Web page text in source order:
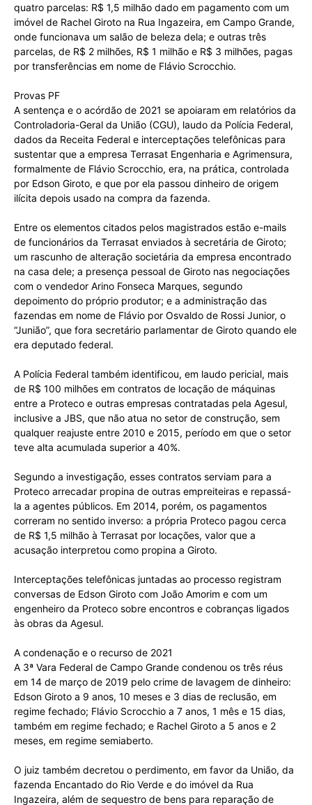
quatro parcelas: R$ 1,5 milhão dado em pagamento com um
imóvel de Rachel Giroto na Rua Ingazeira, em Campo Grande,
onde funcionava um salão de beleza dela; e outras três
parcelas, de R$ 2 milhões, R$ 1 milhão e R$ 3 milhões, pagas
por transferências em nome de Flávio Scrocchio.
Provas PF
A sentença e o acórdão de 2021 se apoiaram em relatórios da
Controladoria-Geral da União (CGU), laudo da Polícia Federal,
dados da Receita Federal e interceptações telefônicas para
sustentar que a empresa Terrasat Engenharia e Agrimensura,
formalmente de Flávio Scrocchio, era, na prática, controlada
por Edson Giroto, e que por ela passou dinheiro de origem
ilícita depois usado na compra da fazenda.
Entre os elementos citados pelos magistrados estão e-mails
de funcionários da Terrasat enviados à secretária de Giroto;
um rascunho de alteração societária da empresa encontrado
na casa dele; a presença pessoal de Giroto nas negociações
com o vendedor Arino Fonseca Marques, segundo
depoimento do próprio produtor; e a administração das
fazendas em nome de Flávio por Osvaldo de Rossi Junior, o
“Junião”, que fora secretário parlamentar de Giroto quando ele
era deputado federal.
A Polícia Federal também identificou, em laudo pericial, mais
de R$ 100 milhões em contratos de locação de máquinas
entre a Proteco e outras empresas contratadas pela Agesul,
inclusive a JBS, que não atua no setor de construção, sem
qualquer reajuste entre 2010 e 2015, período em que o setor
teve alta acumulada superior a 40%.
Segundo a investigação, esses contratos serviam para a
Proteco arrecadar propina de outras empreiteiras e repassá-
la a agentes públicos. Em 2014, porém, os pagamentos
correram no sentido inverso: a própria Proteco pagou cerca
de R$ 1,5 milhão à Terrasat por locações, valor que a
acusação interpretou como propina a Giroto.
Interceptações telefônicas juntadas ao processo registram
conversas de Edson Giroto com João Amorim e com um
engenheiro da Proteco sobre encontros e cobranças ligados
às obras da Agesul.
A condenação e o recurso de 2021
A 3ª Vara Federal de Campo Grande condenou os três réus
em 14 de março de 2019 pelo crime de lavagem de dinheiro:
Edson Giroto a 9 anos, 10 meses e 3 dias de reclusão, em
regime fechado; Flávio Scrocchio a 7 anos, 1 mês e 15 dias,
também em regime fechado; e Rachel Giroto a 5 anos e 2
meses, em regime semiaberto.
O juiz também decretou o perdimento, em favor da União, da
fazenda Encantado do Rio Verde e do imóvel da Rua
Ingazeira, além de sequestro de bens para reparação de